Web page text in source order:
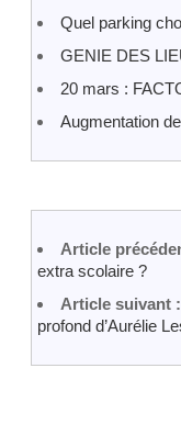
Quel parking
GENIE DES
20 mars :
Augmentation
Article
extra scolaire ?
Article suivant :
profond d’Aurélie